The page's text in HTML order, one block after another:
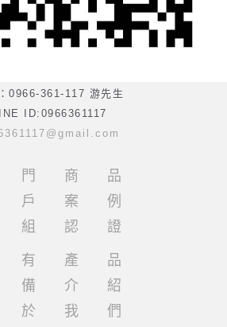
0966-361-117 游先生
ID:0966361117
門商品
戶案例
組認證
有產品
備介紹
於我們